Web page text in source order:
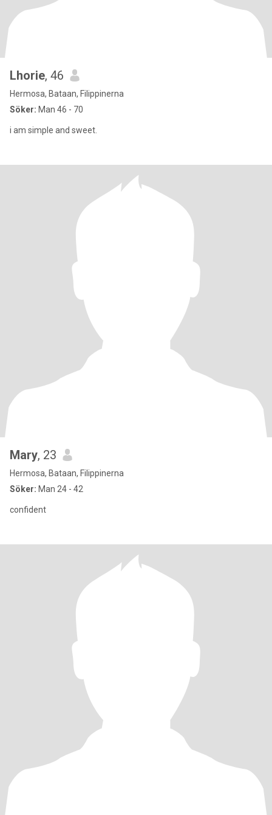
Lhorie, 46
Hermosa, Bataan, Filippinerna
Söker: Man 46 - 70
i am simple and sweet.
Mary, 23
Hermosa, Bataan, Filippinerna
Söker: Man 24 - 42
confident